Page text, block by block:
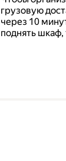
грузовую
через 10
поднять